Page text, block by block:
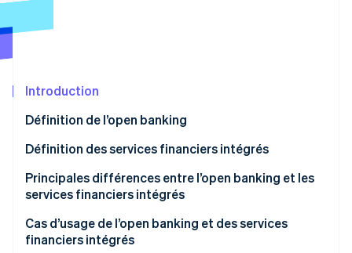
Radar
Constitution de start-up
Élimination du carbone
Identity
Stripe App Marketplace
Introduction
Définition de l’open banking
Définition des services financiers intégrés
Principales différences entre l’open banking et les
services financiers intégrés
Open banking
Cas d’usage de l’open banking et des services
financiers intégrés